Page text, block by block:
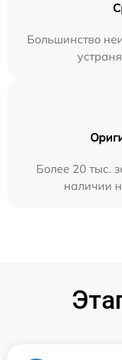
Большинство
Более 20 тыс.
наличии